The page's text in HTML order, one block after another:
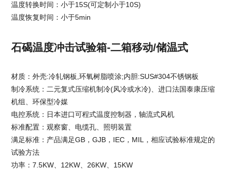
温度转换时间：小于15S(可定制小于10S)
温度恢复时间：小于5min
石碣温度冲击试验箱-二箱移动/储温式
材质：外壳:冷轧钢板,环氧树脂喷涂;内胆:SUS#304不锈钢板
制冷系统：二元复式压缩机制冷(风冷或水冷)、进口法国泰康压缩
机组、环保型冷媒
电控系统：日本进口可程式温度控制器，轴流式风机
标准配置：观察窗、电缆孔、照明装置
满足标准：产品满足GB，GJB，IEC，MIL，相应试验标准规定的
试验方法
功率：7.5KW、12KW、26KW、15KW